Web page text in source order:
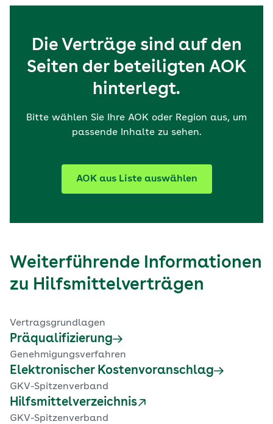
Die Verträge sind auf den
Seiten der beteiligten AOK
hinterlegt.
Bitte wählen Sie Ihre AOK oder Region aus, um
passende Inhalte zu sehen.
AOK aus Liste auswählen
Weiterführende Informationen
zu Hilfsmittelverträgen
Vertragsgrundlagen
Präqualifizierung
Genehmigungsverfahren
Elektronischer Kostenvoranschlag
GKV-Spitzenverband
Hilfsmittelverzeichnis
GKV-Spitzenverband